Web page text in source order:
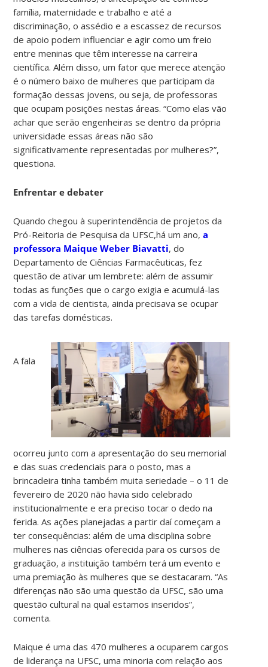
família, maternidade e trabalho e até a
discriminação, o assédio e a escassez de recursos
de apoio podem influenciar e agir como um freio
entre meninas que têm interesse na carreira
científica. Além disso, um fator que merece atenção
é o número baixo de mulheres que participam da
formação dessas jovens, ou seja, de professoras
que ocupam posições nestas áreas. “Como elas vão
achar que serão engenheiras se dentro da própria
universidade essas áreas não são
significativamente representadas por mulheres?”,
questiona.
Enfrentar e debater
Quando chegou à superintendência de projetos da
Pró-Reitoria de Pesquisa da UFSC,há um ano,a
professora Maique Weber Biavatti, do
Departamento de Ciências Farmacêuticas, fez
questão de ativar um lembrete: além de assumir
todas as funções que o cargo exigia e acumulá-las
com a vida de cientista, ainda precisava se ocupar
das tarefas domésticas.
A fala
ocorreu junto com a apresentação do seu memorial
e das suas credenciais para o posto, mas a
brincadeira tinha também muita seriedade – o 11 de
fevereiro de 2020 não havia sido celebrado
institucionalmente e era preciso tocar o dedo na
ferida. As ações planejadas a partir daí começam a
ter consequências: além de uma disciplina sobre
mulheres nas ciências oferecida para os cursos de
graduação, a instituição também terá um evento e
uma premiação às mulheres que se destacaram. “As
diferenças não são uma questão da UFSC, são uma
questão cultural na qual estamos inseridos”,
comenta.
Maique é uma das 470 mulheres a ocuparem cargos
de liderança na UFSC, uma minoria com relação aos